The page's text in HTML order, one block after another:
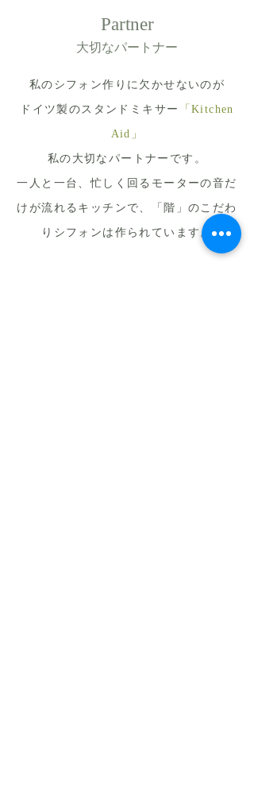
私のシフォン作りに欠かせないのが
ドイツ製のスタンドミキサー 「Kitchen
Aid」
私の大切なパートナーです。
一人と一台、忙しく回るモーターの音だ
けが流れるキッチンで、 「階」のこだわ
りシフォンは作られています。
Partner
大切なパートナー